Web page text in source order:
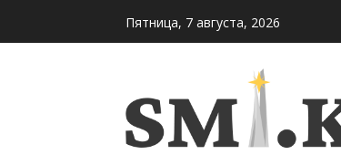
Пятница, 7 августа, 2026